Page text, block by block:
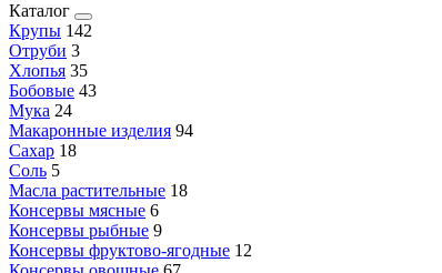
Каталог
Крупы 142
Отруби 3
Хлопья 35
Бобовые 43
Мука 24
Макаронные изделия 94
Сахар 18
Соль 5
Масла растительные 18
Консервы мясные 6
Консервы рыбные 9
Консервы фруктово-ягодные 12